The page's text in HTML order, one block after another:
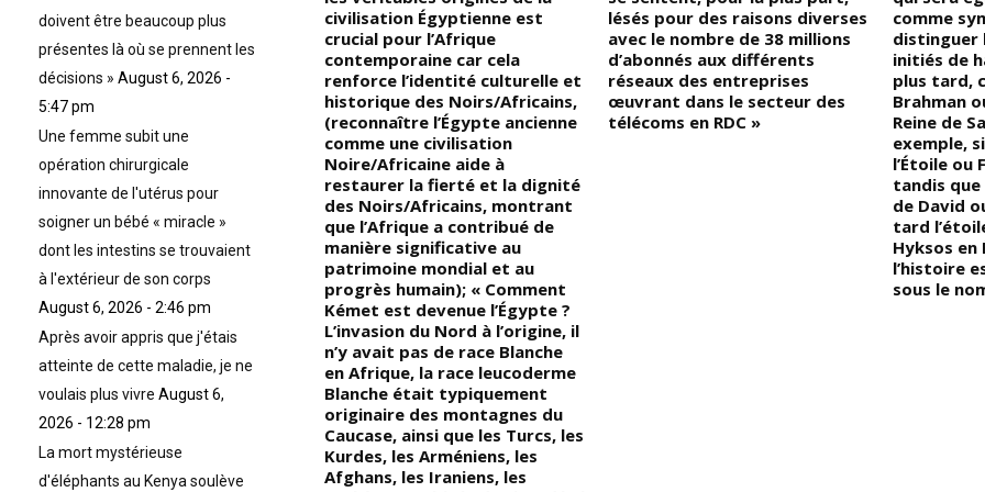
expressions faciales : C’est une
toile de fond métallique un
contexte dans lequel l’homme
Noir/Africain se féminise
progressivement. (Voici donc
le type d’individu que les
universalistes noirs/africains
considèrent comme un modèle.
Avez-vous pris le temps
d’observer ce que font de
nombreux artistes ces temps-
ci ? En particulier les artistes
musicaux ?? Pourquoi sont-ils
si fascinés par l’esthétique
féminine ??); « La présence de
tous ces hommes
Noirs/Africains portant des
jupes dans les clips de musique
Hip-Hop ne constitue-t-elle pas
une part d’un agenda bien
établi, occulte et hautement
dangereux pour la
communauté Noire/Africaine ??
civilisation Égyptienne est
crucial pour l’Afrique
contemporaine car cela
renforce l’identité culturelle et
historique des Noirs/Africains,
(reconnaître l’Égypte ancienne
comme une civilisation
Noire/Africaine aide à
restaurer la fierté et la dignité
des Noirs/Africains, montrant
que l’Afrique a contribué de
manière significative au
patrimoine mondial et au
progrès humain); « Comment
Kémet est devenue l’Égypte ?
L’invasion du Nord à l’origine, il
n’y avait pas de race Blanche
en Afrique, la race leucoderme
Blanche était typiquement
originaire des montagnes du
Caucase, ainsi que les Turcs, les
Kurdes, les Arméniens, les
Afghans, les Iraniens, les
lésés pour des raisons diverses
avec le nombre de 38 millions
d’abonnés aux différents
réseaux des entreprises
œuvrant dans le secteur des
télécoms en RDC »
comme
distinguer
initiés de
plus tard,
Brahman
Reine de
exemple,
l’Étoile ou
tandis
de David
tard
Hyksos
l’histoire
sous le
doivent être beaucoup plus
présentes là où se prennent les
décisions » August 6, 2026 -
5:47 pm
Une femme subit une
opération chirurgicale
innovante de l'utérus pour
soigner un bébé « miracle »
dont les intestins se trouvaient
à l'extérieur de son corps
August 6, 2026 - 2:46 pm
Après avoir appris que j'étais
atteinte de cette maladie, je ne
voulais plus vivre August 6,
2026 - 12:28 pm
La mort mystérieuse
d'éléphants au Kenya soulève